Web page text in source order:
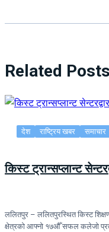
Related Posts
देश राष्ट्रिय खबर समाचार
किस्ट ट्रान्सप्लान्ट
ललितपुर – ललितपुरस्थित किस्ट
क्षेत्रको आफ्नो १७औँ सफल कलेजो